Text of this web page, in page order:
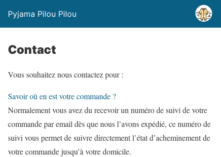
Pyjama Pilou Pilou
Contact
Vous souhaitez nous contactez pour :
Savoir où en est votre commande ?
Normalement vous avez du recevoir un numéro de suivi de votre
commande par email dès que nous l’avons expédié, ce numéro de
suivi vous permet de suivre directement l’état d’acheminement de
votre commande jusqu’à votre domicile.